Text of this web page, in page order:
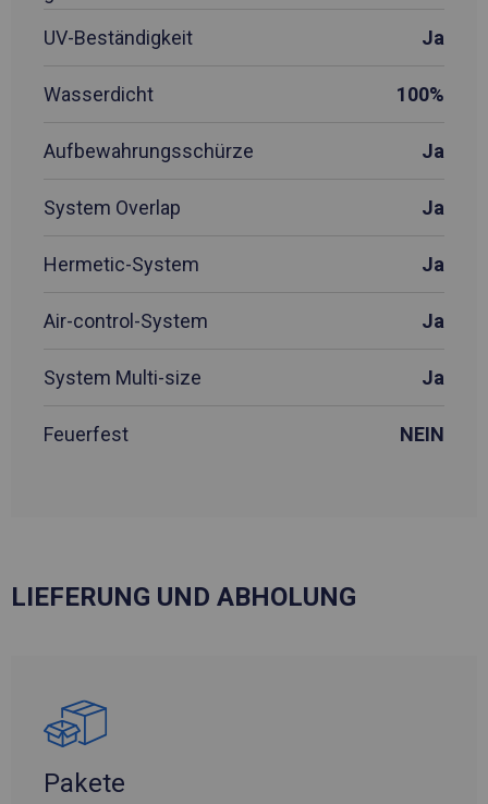
UV-Beständigkeit
Ja
Wasserdicht 100%
Aufbewahrungsschürze Ja
System Overlap Ja
Hermetic-System Ja
Air-control-System Ja
System Multi-size Ja
Feuerfest NEIN
LIEFERUNG UND ABHOLUNG
Pakete